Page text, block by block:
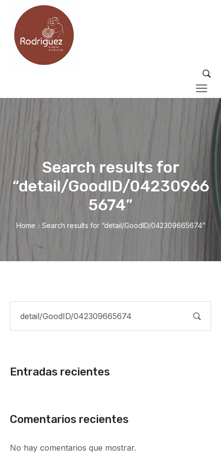
Search results for
“detail/GoodID/04230966
5674”
Home / Search results for “detail/GoodID/042309665674”
Entradas recientes
Comentarios recientes
No hay comentarios que mostrar.